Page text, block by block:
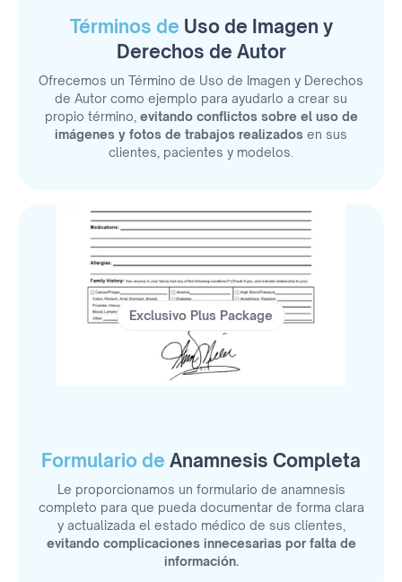
Términos de Uso de Imagen y
Derechos de Autor
Ofrecemos un Término de Uso de Imagen y Derechos
de Autor como ejemplo para ayudarlo a crear su
propio término, evitando conflictos sobre el uso de
imágenes y fotos de trabajos realizados en sus
clientes, pacientes y modelos.
Exclusivo Plus Package
Formulario de Anamnesis Completa
Le proporcionamos un formulario de anamnesis
completo para que pueda documentar de forma clara
y actualizada el estado médico de sus clientes,
evitando complicaciones innecesarias por falta de
información.